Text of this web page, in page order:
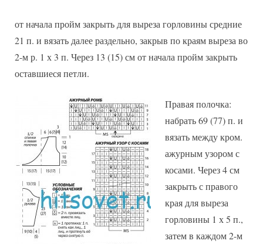
от начала пройм закрыть для выреза горловины средние
21 п. и вязать далее раздельно, закрыв по краям выреза во
2-м р. 1 х 3 п. Через 13 (15) см от начала пройм закрыть
оставшиеся петли.
Правая полочка:
набрать 69 (77) п. и
вязать между кром.
ажурным узором с
косами. Через 4 см
закрыть с правого
края для выреза
горловины 1 х 5 п.,
затем в каждом 2-м